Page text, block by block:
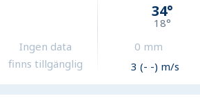
Ingen data
finns tillgänglig
34°
18°
0 mm
3 (- -) m/s